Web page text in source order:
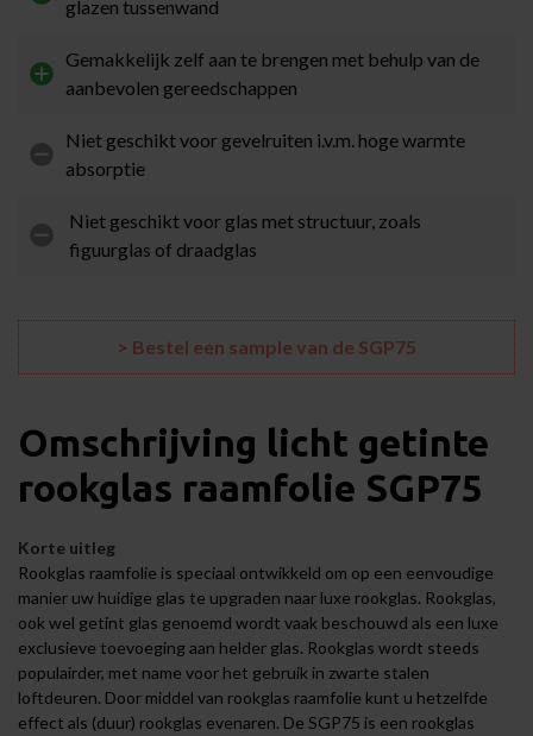
glazen tussenwand
Gemakkelijk zelf aan te brengen met behulp van de
aanbevolen gereedschappen
Niet geschikt voor gevelruiten i.v.m. hoge warmte
absorptie
Niet geschikt voor glas met structuur, zoals
figuurglas of draadglas
> Bestel een sample van de SGP75
Omschrijving licht getinte
rookglas raamfolie SGP75
Korte uitleg
Rookglas raamfolie is speciaal ontwikkeld om op een eenvoudige
manier uw huidige glas te upgraden naar luxe rookglas. Rookglas,
ook wel getint glas genoemd wordt vaak beschouwd als een luxe
exclusieve toevoeging aan helder glas. Rookglas wordt steeds
populairder, met name voor het gebruik in zwarte stalen
loftdeuren. Door middel van rookglas raamfolie kunt u hetzelfde
effect als (duur) rookglas evenaren. De SGP75 is een rookglas